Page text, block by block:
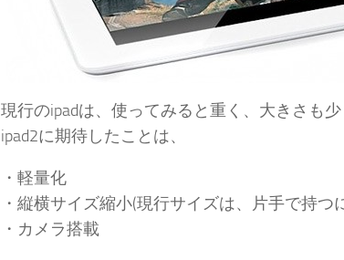
現行のipadは、使ってみると重く、大きさも少
ipad2に期待したことは、
・軽量化
・縦横サイズ縮小(現行サイズは、片手で持つ
・カメラ搭載